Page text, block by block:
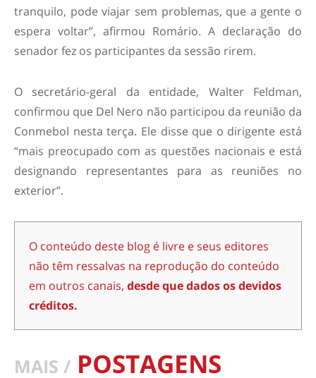
tranquilo, pode viajar sem problemas, que a gente o
espera voltar”, afirmou Romário. A declaração do
senador fez os participantes da sessão rirem.
O secretário-geral da entidade, Walter Feldman,
confirmou que Del Nero não participou da reunião da
Conmebol nesta terça. Ele disse que o dirigente está
“mais preocupado com as questões nacionais e está
designando representantes para as reuniões no
exterior”.
O conteúdo deste blog é livre e seus editores
não têm ressalvas na reprodução do conteúdo
em outros canais, desde que dados os devidos
créditos.
MAIS / POSTAGENS